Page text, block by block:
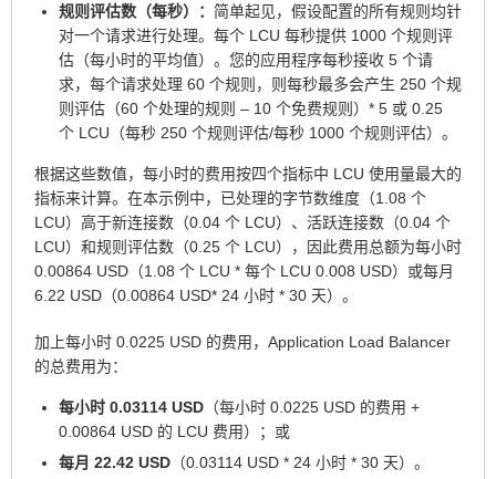
规则评估数（每秒）： 简单起见，假设配置的所有规则均针
对一个请求进行处理。每个 LCU 每秒提供 1000 个规则评
估（每小时的平均值）。您的应用程序每秒接收 5 个请
求，每个请求处理 60 个规则，则每秒最多会产生 250 个规
则评估（60 个处理的规则 – 10 个免费规则）* 5 或 0.25
个 LCU（每秒 250 个规则评估/每秒 1000 个规则评估）。
根据这些数值，每小时的费用按四个指标中 LCU 使用量最大的
指标来计算。在本示例中，已处理的字节数维度（1.08 个
LCU）高于新连接数（0.04 个 LCU）、活跃连接数（0.04 个
LCU）和规则评估数（0.25 个 LCU），因此费用总额为每小时
0.00864 USD（1.08 个 LCU * 每个 LCU 0.008 USD）或每月
6.22 USD（0.00864 USD* 24 小时 * 30 天）。
加上每小时 0.0225 USD 的费用，Application Load Balancer
的总费用为：
每小时 0.03114 USD （每小时 0.0225 USD 的费用 +
0.00864 USD 的 LCU 费用）；或
每月 22.42 USD （0.03114 USD * 24 小时 * 30 天）。